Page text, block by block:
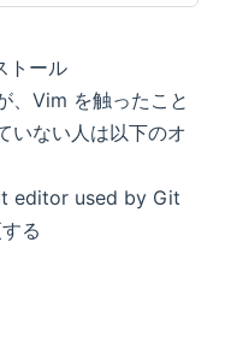
window)
トール
、Vim を触ったこと
いない人は以下のオ
editor used by Git
る